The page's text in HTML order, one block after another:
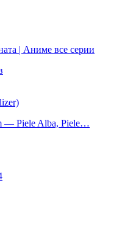
| Аниме все серии
— Piele Alba, Piele…